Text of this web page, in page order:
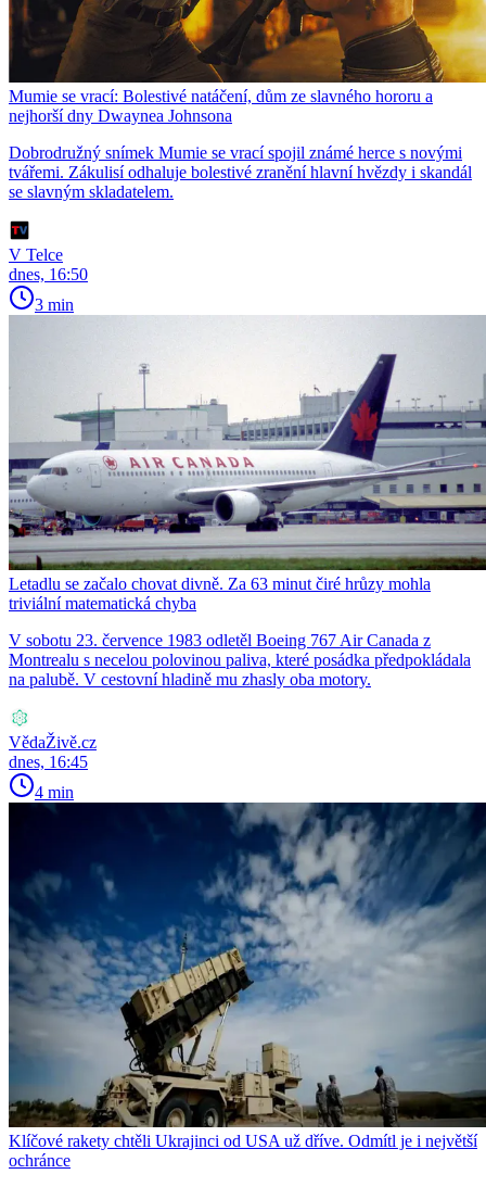
Mumie se vrací: Bolestivé natáčení, dům ze slavného hororu a
nejhorší dny Dwaynea Johnsona
Dobrodružný snímek Mumie se vrací spojil známé herce s novými
tvářemi. Zákulisí odhaluje bolestivé zranění hlavní hvězdy i skandál
se slavným skladatelem.
V Telce
dnes, 16:50
3 min
Letadlu se začalo chovat divně. Za 63 minut čiré hrůzy mohla
triviální matematická chyba
V sobotu 23. července 1983 odletěl Boeing 767 Air Canada z
Montrealu s necelou polovinou paliva, které posádka předpokládala
na palubě. V cestovní hladině mu zhasly oba motory.
VědaŽivě.cz
dnes, 16:45
4 min
Klíčové rakety chtěli Ukrajinci od USA už dříve. Odmítl je i největší
ochránce